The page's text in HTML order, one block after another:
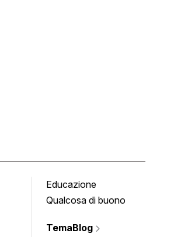
Educazione
Qualcosa di buono
TemaBlog